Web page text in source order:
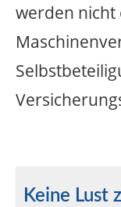
werden nicht
Keine Lust